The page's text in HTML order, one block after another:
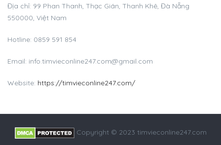
Địa chỉ: 99 Phan Thanh, Thạc Gián, Thanh Khê, Đà Nẵng
550000, Việt Nam
Hotline: 0859 591 854
Email: info.timvieconline247.com@gmail.com
Website: https://timvieconline247.com/
Copyright © 2023 timvieconline247.com